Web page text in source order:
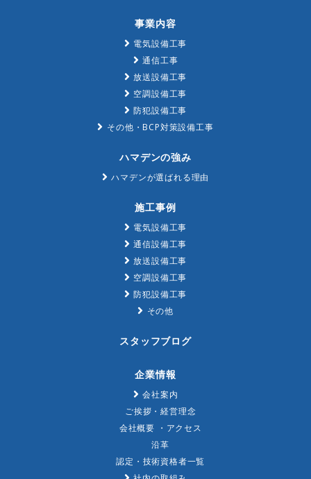
事業内容
電気設備工事
通信工事
放送設備工事
空調設備工事
防犯設備工事
その他・BCP対策設備工事
ハマデンの強み
ハマデンが選ばれる理由
施工事例
電気設備工事
通信設備工事
放送設備工事
空調設備工事
防犯設備工事
その他
スタッフブログ
企業情報
会社案内
ご挨拶・経営理念
会社概要 ・アクセス
沿革
認定・技術資格者一覧